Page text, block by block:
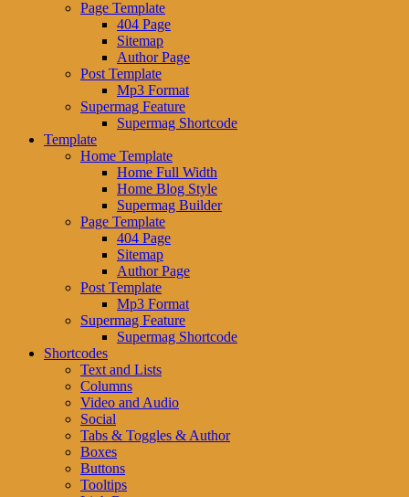
Page Template
404 Page
Sitemap
Author Page
Post Template
Mp3 Format
Supermag Feature
Supermag Shortcode
Template
Home Template
Home Full Width
Home Blog Style
Supermag Builder
Page Template
404 Page
Sitemap
Author Page
Post Template
Mp3 Format
Supermag Feature
Supermag Shortcode
Shortcodes
Text and Lists
Columns
Video and Audio
Social
Tabs & Toggles & Author
Boxes
Buttons
Tooltips